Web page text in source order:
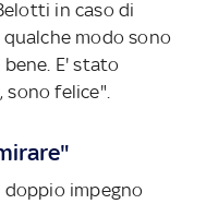
in caso di
qualche modo sono
E' stato
felice".
impegno